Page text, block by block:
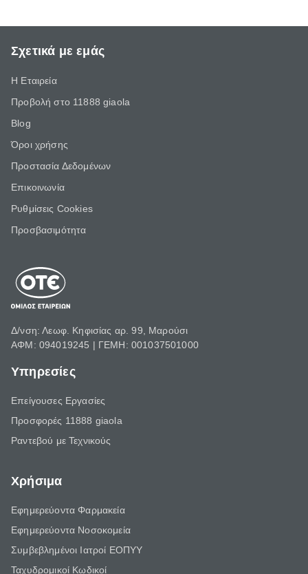
Σχετικά με εμάς
Η Εταιρεία
Προβολή στο 11888 giaola
Blog
Όροι χρήσης
Προστασία Δεδομένων
Επικοινωνία
Ρυθμίσεις Cookies
Προσβασιμότητα
Δ/νση: Λεωφ. Κηφισίας αρ. 99, Μαρούσι
ΑΦΜ: 094019245 | ΓΕΜΗ: 001037501000
Υπηρεσίες
Επείγουσες Εργασίες
Προσφορές 11888 giaola
Ραντεβού με Τεχνικούς
Χρήσιμα
Εφημερεύοντα Φαρμακεία
Εφημερεύοντα Νοσοκομεία
Συμβεβλημένοι Ιατροί ΕΟΠΥΥ
Ταχυδρομικοί Κωδικοί